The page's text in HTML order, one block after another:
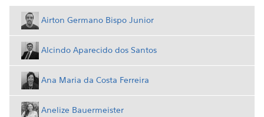
Airton Germano Bispo Junior
Alcindo Aparecido dos Santos
Ana Maria da Costa Ferreira
Anelize Bauermeister